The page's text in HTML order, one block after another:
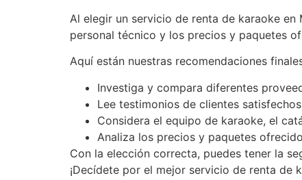
Al elegir un servicio de renta de karaoke
personal técnico y los precios y paquetes
Aquí están nuestras recomendaciones
Investiga y compara diferentes
Lee testimonios de clientes
Considera el equipo de karaoke, el
Analiza los precios y paquetes
Con la elección correcta, puedes tener la
¡Decídete por el mejor servicio de renta de